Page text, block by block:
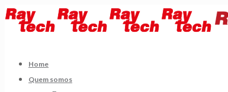
Home
Quem somos